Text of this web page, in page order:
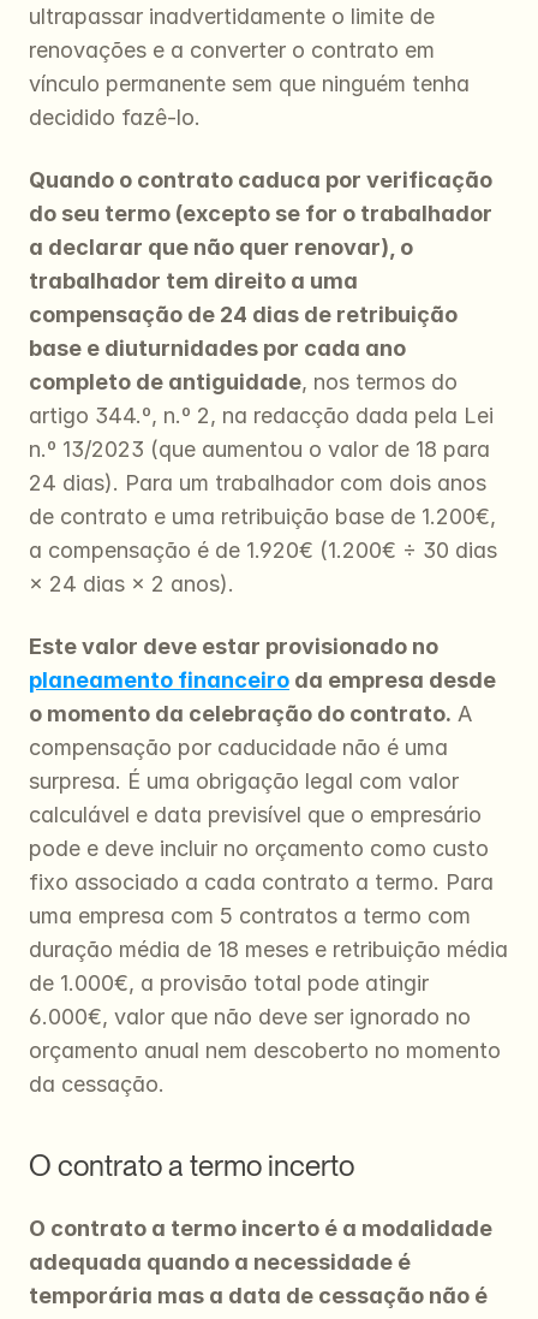
ultrapassar inadvertidamente o limite de
renovações e a converter o contrato em
vínculo permanente sem que ninguém tenha
decidido fazê-lo.
Quando o contrato caduca por verificação
do seu termo (excepto se for o trabalhador
a declarar que não quer renovar), o
trabalhador tem direito a uma
compensação de 24 dias de retribuição
base e diuturnidades por cada ano
completo de antiguidade, nos termos do
artigo 344.º, n.º 2, na redacção dada pela Lei
n.º 13/2023 (que aumentou o valor de 18 para
24 dias). Para um trabalhador com dois anos
de contrato e uma retribuição base de 1.200€,
a compensação é de 1.920€ (1.200€ ÷ 30 dias
× 24 dias × 2 anos).
planeamento financeiro da empresa desde
o momento da celebração do contrato. A
compensação por caducidade não é uma
surpresa. É uma obrigação legal com valor
calculável e data previsível que o empresário
pode e deve incluir no orçamento como custo
fixo associado a cada contrato a termo. Para
uma empresa com 5 contratos a termo com
duração média de 18 meses e retribuição média
de 1.000€, a provisão total pode atingir
6.000€, valor que não deve ser ignorado no
orçamento anual nem descoberto no momento
da cessação.
O contrato a termo incerto
O contrato a termo incerto é a modalidade
adequada quando a necessidade é
temporária mas a data de cessação não é